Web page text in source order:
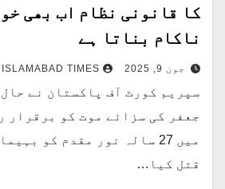
کا قانونی نظام اب بھی
ناکام بناتا ہے
جون 9, 2025 ISLAMABAD TIMES
سپریم کورٹ آف پاکستان نے
میں 27 سالہ نور مقدم کو
قتل کیا…